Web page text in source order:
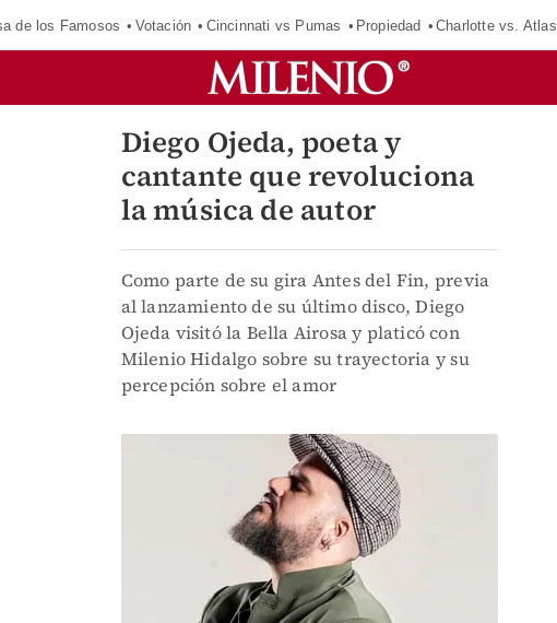
de los Famosos Votación Cincinnati vs Pumas Propiedad Charlotte vs. Atlas
Diego Ojeda, poeta y
cantante que revoluciona
la música de autor
Como parte de su gira Antes del Fin, previa
al lanzamiento de su último disco, Diego
Ojeda visitó la Bella Airosa y platicó con
Milenio Hidalgo sobre su trayectoria y su
percepción sobre el amor